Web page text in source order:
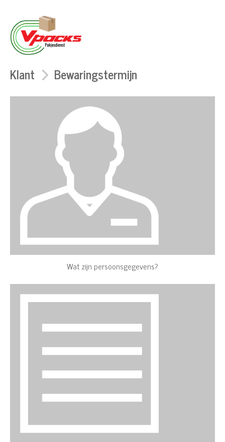
Klant Bewaringstermijn
Wat zijn persoonsgegevens?